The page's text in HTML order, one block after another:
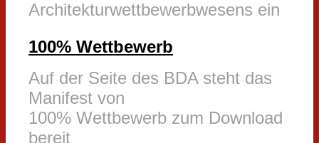
Architekturwettbewerbwesens ein
100% Wettbewerb
Auf der Seite des BDA steht das
Manifest von
100% Wettbewerb zum Download
bereit